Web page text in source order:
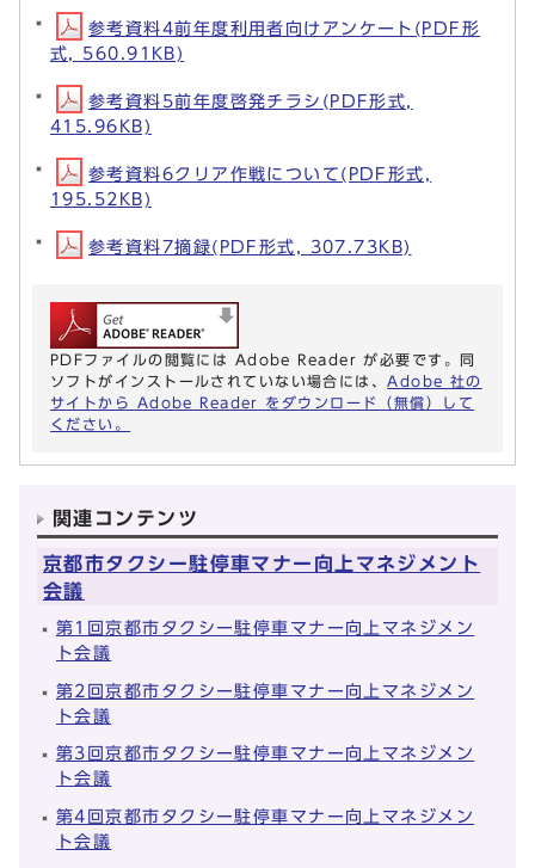
参考資料4前年度利用者向けアンケート(PDF形
式, 560.91KB)
参考資料5前年度啓発チラシ(PDF形式,
415.96KB)
参考資料6クリア作戦について(PDF形式,
195.52KB)
参考資料7摘録(PDF形式, 307.73KB)
PDFファイルの閲覧には Adobe Reader が必要です。同
ソフトがインストールされていない場合には、 Adobe 社の
サイトから Adobe Reader をダウンロード（無償）して
ください。
関連コンテンツ
京都市タクシー駐停車マナー向上マネジメント
会議
第1回京都市タクシー駐停車マナー向上マネジメン
ト会議
第2回京都市タクシー駐停車マナー向上マネジメン
ト会議
第3回京都市タクシー駐停車マナー向上マネジメン
ト会議
第4回京都市タクシー駐停車マナー向上マネジメン
ト会議